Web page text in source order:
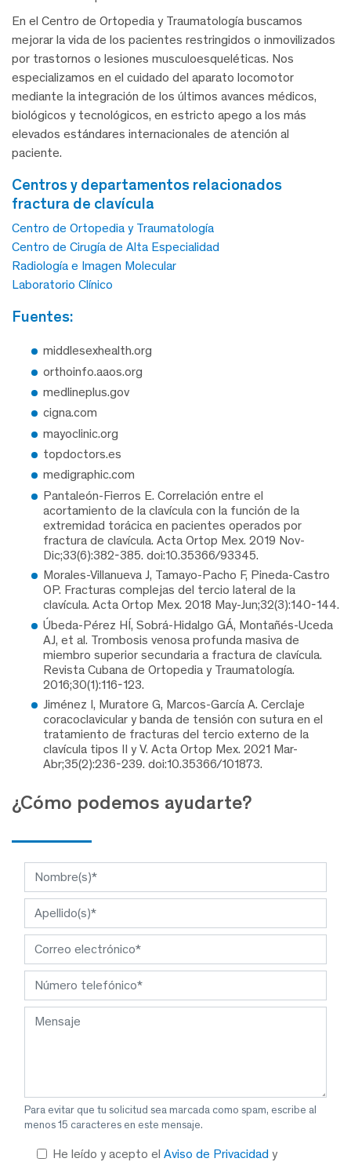
En el Centro de Ortopedia y Traumatología buscamos
mejorar la vida de los pacientes restringidos o inmovilizados
por trastornos o lesiones musculoesqueléticas. Nos
especializamos en el cuidado del aparato locomotor
mediante la integración de los últimos avances médicos,
biológicos y tecnológicos, en estricto apego a los más
elevados estándares internacionales de atención al
paciente.
centros y departamentos relacionados
fractura de clavícula
Centro de Ortopedia y Traumatología
Centro de Cirugía de Alta Especialidad
Radiología e Imagen Molecular
Laboratorio Clínico
fuentes:
middlesexhealth.org
orthoinfo.aaos.org
medlineplus.gov
cigna.com
mayoclinic.org
topdoctors.es
medigraphic.com
Pantaleón-Fierros E. Correlación entre el
acortamiento de la clavícula con la función de la
extremidad torácica en pacientes operados por
fractura de clavícula. Acta Ortop Mex. 2019 Nov-
Dic;33(6):382-385. doi:10.35366/93345.
Morales-Villanueva J, Tamayo-Pacho F, Pineda-Castro
OP. Fracturas complejas del tercio lateral de la
clavícula. Acta Ortop Mex. 2018 May-Jun;32(3):140-144.
Úbeda-Pérez HÍ, Sobrá-Hidalgo GÁ, Montañés-Uceda
AJ, et al. Trombosis venosa profunda masiva de
miembro superior secundaria a fractura de clavícula.
Revista Cubana de Ortopedia y Traumatología.
2016;30(1):116-123.
Jiménez I, Muratore G, Marcos-García A. Cerclaje
coracoclavicular y banda de tensión con sutura en el
tratamiento de fracturas del tercio externo de la
clavícula tipos II y V. Acta Ortop Mex. 2021 Mar-
Abr;35(2):236-239. doi:10.35366/101873.
¿Cómo podemos ayudarte?
Para evitar que tu solicitud sea marcada como spam, escribe al
menos 15 caracteres en este mensaje.
He leído y acepto el Aviso de Privacidad y